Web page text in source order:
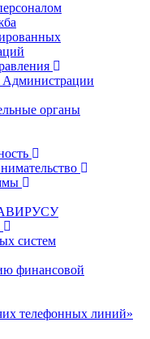
Администрации
органы
систем
финансовой
телефонных линий»